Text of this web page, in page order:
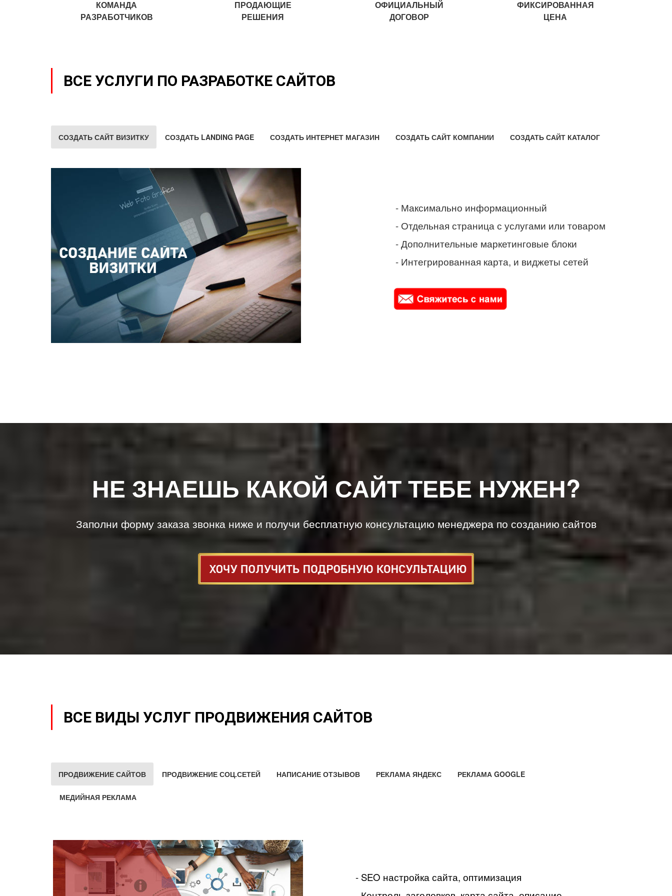
КОМАНДА
РАЗРАБОТЧИКОВ
ПРОДАЮЩИЕ
РЕШЕНИЯ
ОФИЦИАЛЬНЫЙ
ДОГОВОР
ФИКСИРОВАННАЯ
ЦЕНА
ВСЕ УСЛУГИ ПО РАЗРАБОТКЕ САЙТОВ
СОЗДАТЬ САЙТ ВИЗИТКУ СОЗДАТЬ LANDING PAGE СОЗДАТЬ ИНТЕРНЕТ МАГАЗИН СОЗДАТЬ САЙТ КОМПАНИИ СОЗДАТЬ САЙТ КАТАЛОГ
- Максимально информационный
- Отдельная страница с услугами или товаром
- Дополнительные маркетинговые блоки
- Интегрированная карта, и виджеты сетей
НЕ ЗНАЕШЬ КАКОЙ САЙТ ТЕБЕ НУЖЕН?
Заполни форму заказа звонка ниже и получи бесплатную консультацию менеджера по созданию сайтов
ВСЕ ВИДЫ УСЛУГ ПРОДВИЖЕНИЯ САЙТОВ
ПРОДВИЖЕНИЕ САЙТОВ ПРОДВИЖЕНИЕ СОЦ.СЕТЕЙ НАПИСАНИЕ ОТЗЫВОВ РЕКЛАМА ЯНДЕКС РЕКЛАМА GOOGLE
МЕДИЙНАЯ РЕКЛАМА
- SEO настройка сайта, оптимизация